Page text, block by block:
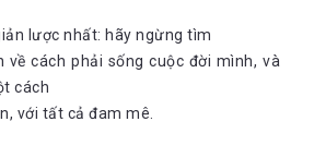
lược nhất: hãy ngừng tìm
về cách phải sống cuộc đời mình, và
cách
với tất cả đam mê.